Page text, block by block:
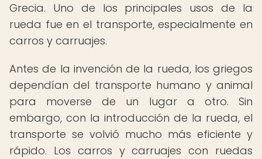
Grecia. Uno de los principales usos de la
rueda fue en el transporte, especialmente en
carros y carruajes.
Antes de la invención de la rueda, los griegos
dependían del transporte humano y animal
para moverse de un lugar a otro. Sin
embargo, con la introducción de la rueda, el
transporte se volvió mucho más eficiente y
rápido. Los carros y carruajes con ruedas